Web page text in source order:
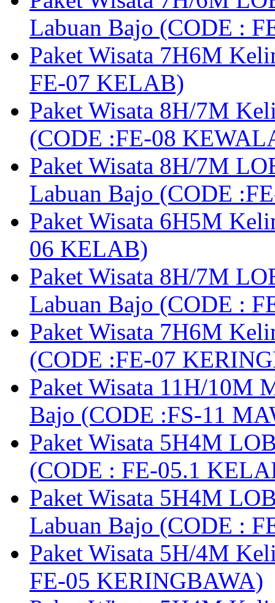
Labuan Bajo (CODE :
Paket Wisata 7H6M
FE-07 KELAB)
Paket Wisata 8H/7M
(CODE :FE-08
Paket Wisata 8H/7M
Labuan Bajo (CODE
Paket Wisata 6H5M
06 KELAB)
Paket Wisata 8H/7M
Labuan Bajo (CODE :
Paket Wisata 7H6M
(CODE :FE-07
Paket Wisata 11H/10M
Bajo (CODE :FS-11
Paket Wisata 5H4M
(CODE : FE-05.1
Paket Wisata 5H4M
Labuan Bajo (CODE :
Paket Wisata 5H/4M
FE-05 KERINGBAWA)